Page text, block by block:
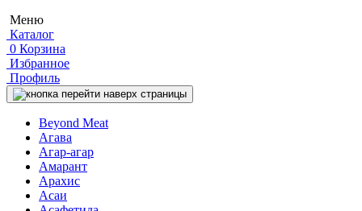
Меню
Каталог
0 Корзина
Избранное
Профиль
Beyond Meat
Агава
Агар-агар
Амарант
Арахис
Асаи